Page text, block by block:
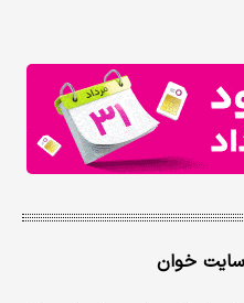
سایت خوان